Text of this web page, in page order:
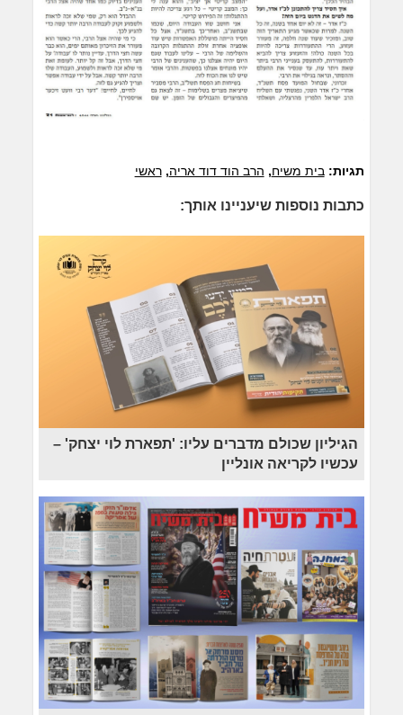
תגיות:בית משיח, הרב הוד דוד אריה,ראשי
כתבות נוספות שיעניינו אותך:
הגיליון שכולם מדברים עליו: 'תפארת לוי יצחק' –
עכשיו לקריאה אונליין